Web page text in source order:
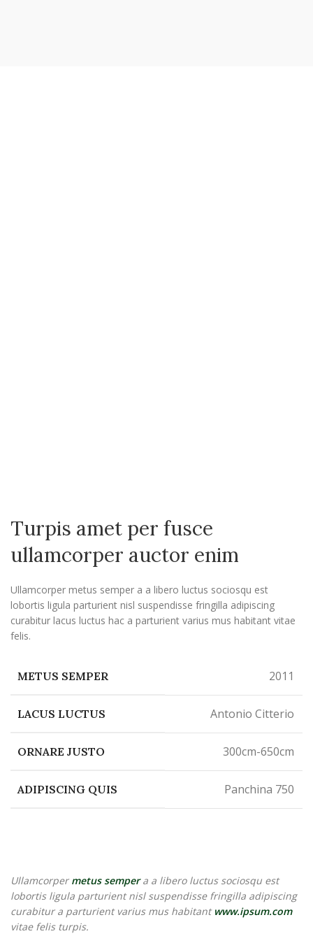
Turpis amet per fusce
ullamcorper auctor enim
Ullamcorper metus semper a a libero luctus sociosqu est
lobortis ligula parturient nisl suspendisse fringilla adipiscing
curabitur lacus luctus hac a parturient varius mus habitant vitae
felis.
METUS SEMPER 2011
LACUS LUCTUS Antonio Citterio
ORNARE JUSTO 300cm-650cm
ADIPISCING QUIS Panchina 750
Ullamcorper metus sempera a libero luctus sociosqu est
lobortis ligula parturient nisl suspendisse fringilla adipiscing
curabitur a parturient varius mus habitant www.ipsum.com
vitae felis turpis.